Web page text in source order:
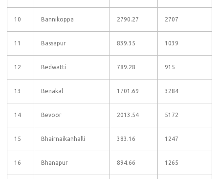
10 Bannikoppa 2790.27 2707
11 Bassapur 839.35 1039
12 Bedwatti 789.28 915
13 Benakal 1701.69 3284
14 Bevoor 2013.54 5172
15 Bhairnaikanhalli 383.16 1247
16 Bhanapur 894.66 1265